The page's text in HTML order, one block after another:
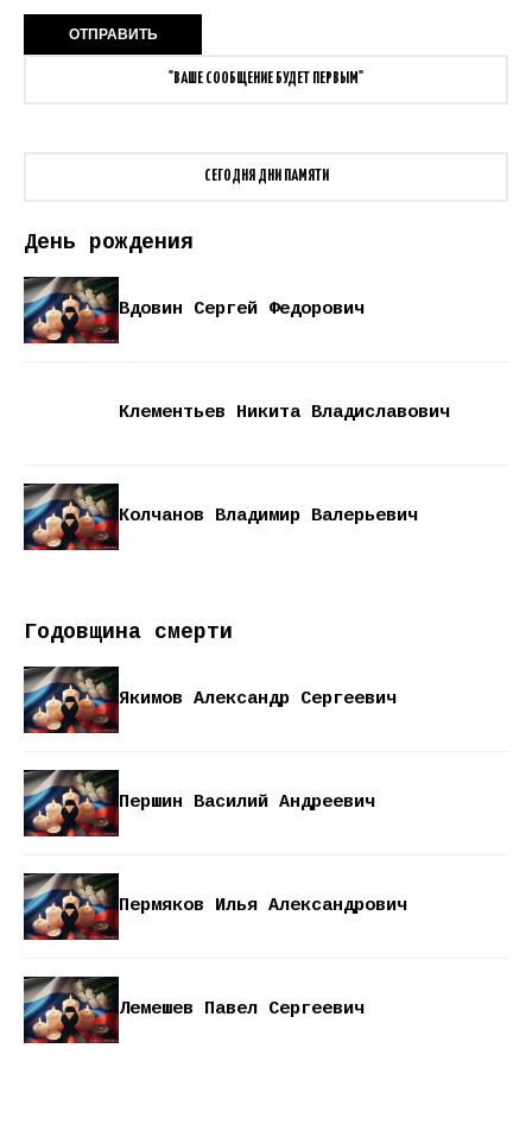
"ВАШЕ СООБЩЕНИЕ БУДЕТ ПЕРВЫМ"
СЕГОДНЯ ДНИ ПАМЯТИ
День рождения
Вдовин Сергей Федорович
Клементьев Никита Владиславович
Колчанов Владимир Валерьевич
Годовщина смерти
Якимов Александр Сергеевич
Першин Василий Андреевич
Пермяков Илья Александрович
Лемешев Павел Сергеевич